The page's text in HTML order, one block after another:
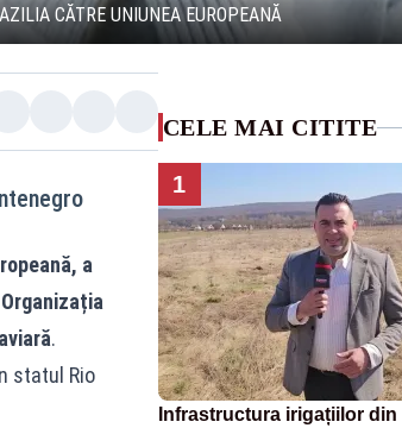
CĂTRE UNIUNEA EUROPEANĂ
a
.
statul Rio
CELE MAI CITITE
1
Infrastructura irigațiilor din